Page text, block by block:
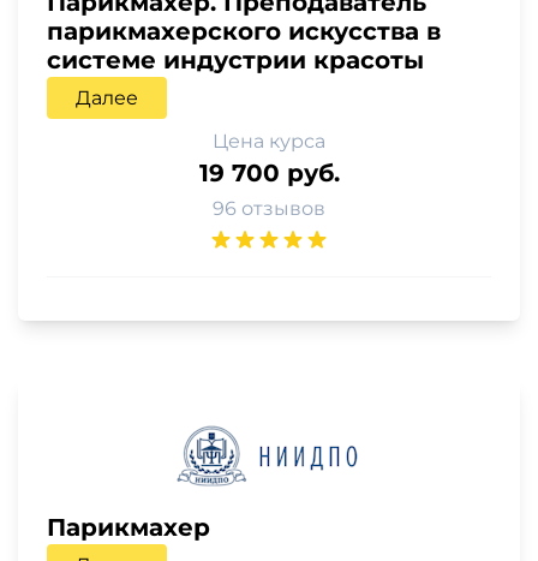
парикмахерского искусства в
системе индустрии красоты
Далее
Цена курса
19 700 руб.
96 отзывов
Парикмахер